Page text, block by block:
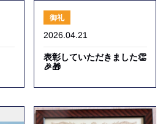
御礼
2026.04.21
表彰していただきました👏
🎉🎁